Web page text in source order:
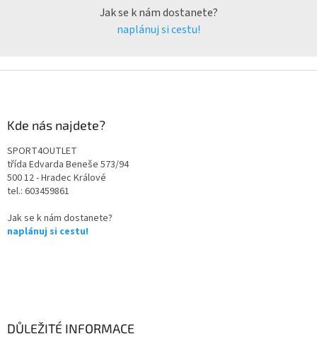
Jak se k nám dostanete?
naplánuj si cestu!
Kde nás najdete?
SPORT4OUTLET
třída Edvarda Beneše 573/94
500 12 - Hradec Králové
tel.: 603459861
Jak se k nám dostanete?
naplánuj si cestu!
DŮLEŽITÉ INFORMACE